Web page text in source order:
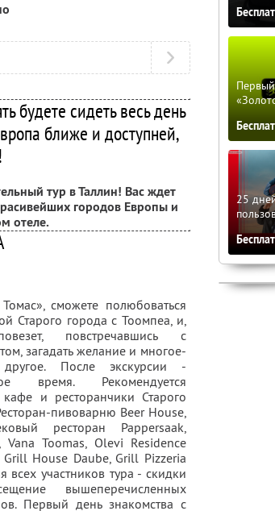
будете сидеть весь день
ближе и доступней,
тур в Таллин! Вас ждет
городов Европы и
отеле.
сможете полюбоваться
Старого города с Тоомпеа, и,
повстречавшись с
загадать желание и многое-
После экскурсии -
время. Рекомендуется
кафе и ресторанчики Старого
пивоварню Beer House,
ресторан Pappersaak,
Vana Toomas, Olevi Residence
Grill House Daube, Grill Pizzeria
всех участников тура - скидки
вышеперечисленных
Первый день знакомства с
25